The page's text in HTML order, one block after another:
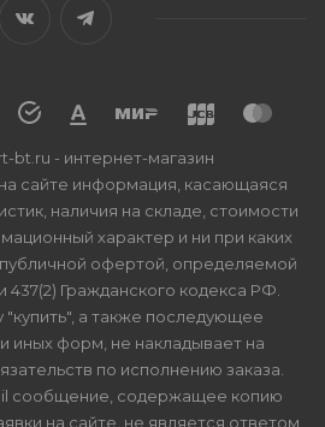
bt.ru - интернет-магазин
сайте информация, касающаяся
наличия на складе, стоимости
характер и ни при каких
офертой, определяемой
Гражданского кодекса РФ.
"купить", а также последующее
иных форм, не накладывает на
по исполнению заказа.
сообщение, содержащее копию
на сайте, не является ответом